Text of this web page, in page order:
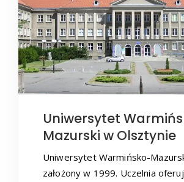
Uniwersytet
Mazurski w Olsztynie
Uniwersytet Warmińsko-
założony w 1999. Uczelnia